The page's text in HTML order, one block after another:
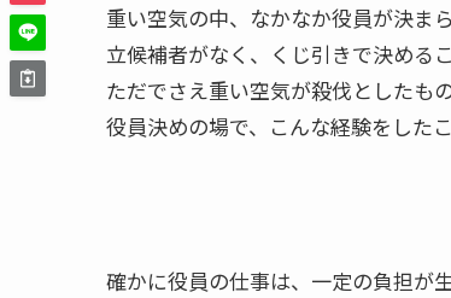
重い空気の中、なかなか役員が決ま
立候補者がなく、くじ引きで決める
ただでさえ重い空気が殺伐としたも
役員決めの場で、こんな経験をした
確かに役員の仕事は、一定の負担が生